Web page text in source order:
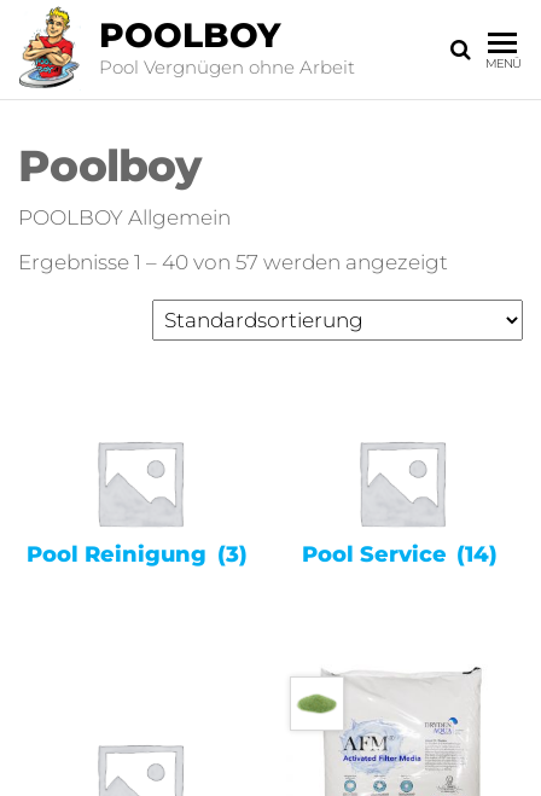
POOLBOY
Pool Vergnügen ohne Arbeit MENÜ
Poolboy
POOLBOY Allgemein
Ergebnisse 1 – 40 von 57 werden angezeigt
Pool Reinigung (3) Pool Service (14)